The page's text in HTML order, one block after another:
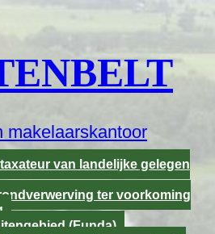
makelaarskantoor
van landelijke gelegen
ter voorkoming
(Funda)